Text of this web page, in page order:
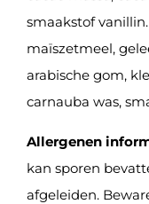
smaakstof
maïszetmeel,
arabische gom,
carnauba was,
Allergenen
kan sporen
afgeleiden.